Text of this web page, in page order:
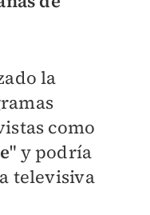
la
como
" y podría
televisiva